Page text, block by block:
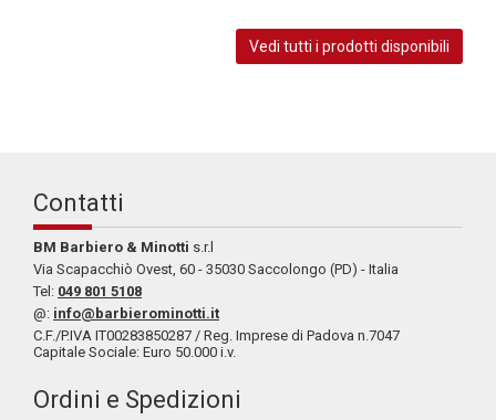
Vedi tutti i prodotti disponibili
Contatti
BM Barbiero & Minotti s.r.l
Via Scapacchiò Ovest, 60 - 35030 Saccolongo (PD) - Italia
Tel: 049 801 5108
@: info@barbierominotti.it
C.F./P.IVA IT00283850287 / Reg. Imprese di Padova n.7047
Capitale Sociale: Euro 50.000 i.v.
Ordini e Spedizioni